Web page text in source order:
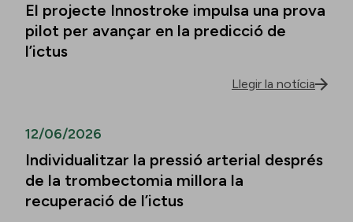
El projecte Innostroke impulsa una prova
pilot per avançar en la predicció de
l’ictus
Llegir la notícia
12/06/2026
Individualitzar la pressió arterial després
de la trombectomia millora la
recuperació de l’ictus